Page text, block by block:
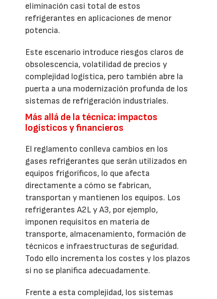
eliminación casi total de estos
refrigerantes en aplicaciones de menor
potencia.
Este escenario introduce riesgos claros de
obsolescencia, volatilidad de precios y
complejidad logística, pero también abre la
puerta a una modernización profunda de los
sistemas de refrigeración industriales.
Más allá de la técnica: impactos
logísticos y financieros
El reglamento conlleva cambios en los
gases refrigerantes que serán utilizados en
equipos frigoríficos, lo que afecta
directamente a cómo se fabrican,
transportan y mantienen los equipos. Los
refrigerantes A2L y A3, por ejemplo,
imponen requisitos en materia de
transporte, almacenamiento, formación de
técnicos e infraestructuras de seguridad.
Todo ello incrementa los costes y los plazos
si no se planifica adecuadamente.
Frente a esta complejidad, los sistemas